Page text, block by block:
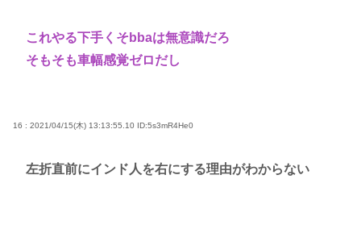
これやる下手くそbbaは無意識だろ
そもそも車幅感覚ゼロだし
16 : 2021/04/15(木) 13:13:55.10 ID:5s3mR4He0
左折直前にインド人を右にする理由がわからない